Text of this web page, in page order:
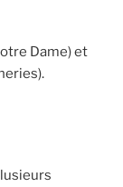
Dame) et